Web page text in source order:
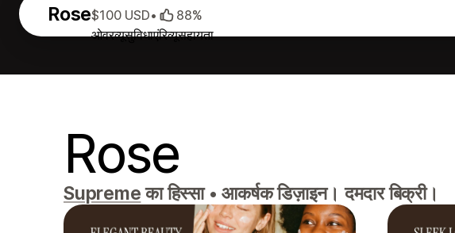
Rose
ओवरव्यूसुविधाएंरिव्यूसहायता
$100 USD• 88%
Rose
Supremeका हिस्सा • आकर्षक डिज़ाइन। दमदार बिक्री।